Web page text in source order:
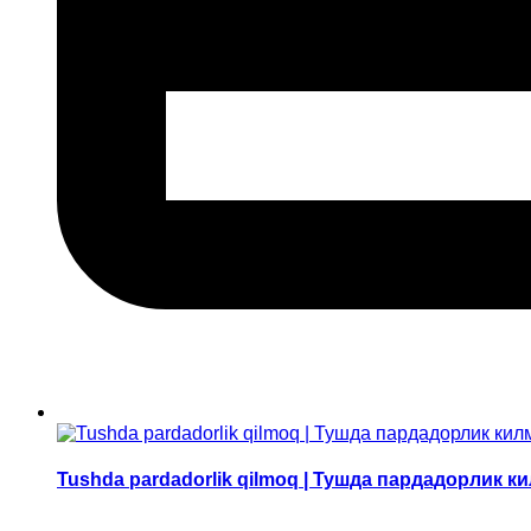
Tushda pardadorlik qilmoq | Тушда пардадорлик